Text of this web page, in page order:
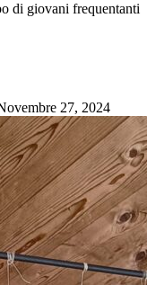
di giovani frequentanti
27, 2024